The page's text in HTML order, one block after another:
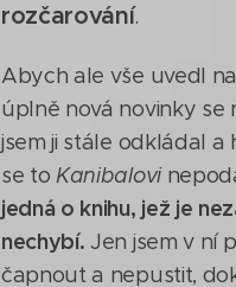
rozčarování.
Abych ale vše uvedl
úplně nová novinky se
jsem ji stále odkládal a
se toKanibalovi
jedná o knihu, jež je
nechybí. Jen jsem v ní
čapnout a nepustit,